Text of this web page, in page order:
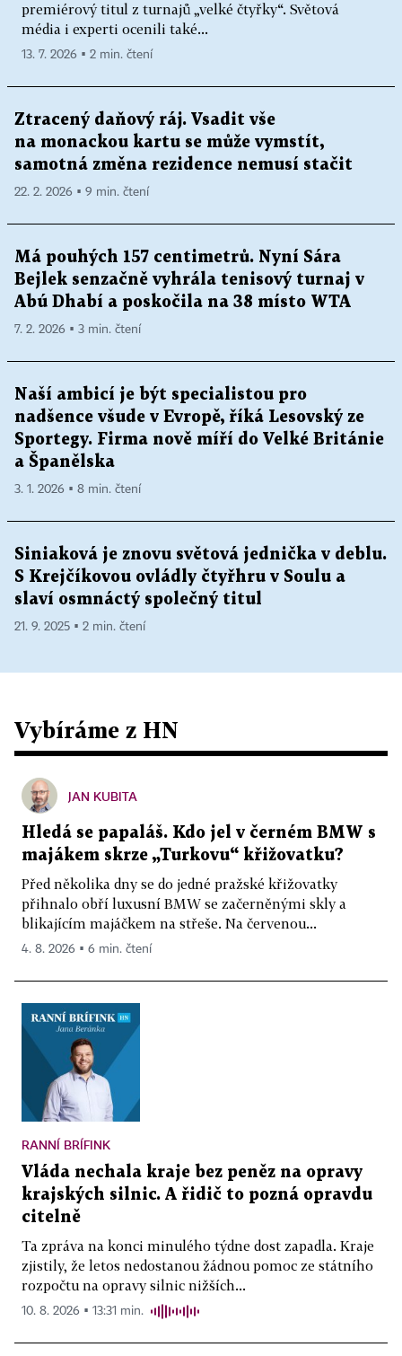
premiérový titul z turnajů „velké čtyřky“. Světová
média i experti ocenili také...
13. 7. 2026 ▪ 2 min. čtení
Ztracený daňový ráj. Vsadit vše
na monackou kartu se může vymstít,
samotná změna rezidence nemusí stačit
22. 2. 2026 ▪ 9 min. čtení
Má pouhých 157 centimetrů. Nyní Sára
Bejlek senzačně vyhrála tenisový turnaj v
Abú Dhabí a poskočila na 38 místo WTA
7. 2. 2026 ▪ 3 min. čtení
Naší ambicí je být specialistou pro
nadšence všude v Evropě, říká Lesovský ze
Sportegy. Firma nově míří do Velké Británie
a Španělska
3. 1. 2026 ▪ 8 min. čtení
Siniaková je znovu světová jednička v deblu.
S Krejčíkovou ovládly čtyřhru v Soulu a
slaví osmnáctý společný titul
21. 9. 2025 ▪ 2 min. čtení
Vybíráme z HN
JAN KUBITA
Hledá se papaláš. Kdo jel v černém BMW s
majákem skrze „Turkovu“ křižovatku?
Před několika dny se do jedné pražské křižovatky
přihnalo obří luxusní BMW se začerněnými skly a
blikajícím majáčkem na střeše. Na červenou...
4. 8. 2026 ▪ 6 min. čtení
RANNÍ BRÍFINK
Vláda nechala kraje bez peněz na opravy
krajských silnic. A řidič to pozná opravdu
citelně
Ta zpráva na konci minulého týdne dost zapadla. Kraje
zjistily, že letos nedostanou žádnou pomoc ze státního
rozpočtu na opravy silnic nižších...
10. 8. 2026 ▪ 13:31 min.